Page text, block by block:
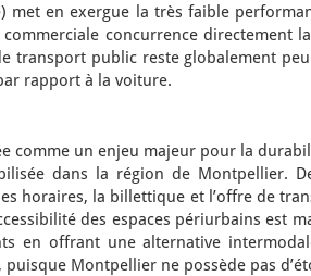
met en exergue la très faible
concurrence directement
transport public reste globalement
rapport à la voiture.
comme un enjeu majeur pour la
dans la région de Montpellier.
horaires, la billettique et l’offre de
des espaces périurbains est
en offrant une alternative
Montpellier ne possède pas